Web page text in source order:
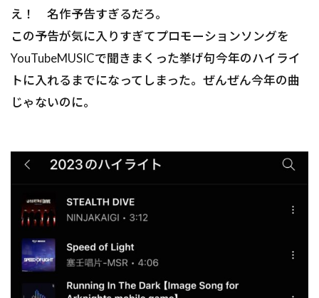
え！ 名作予告すぎるだろ。
この予告が気に入りすぎてプロモーションソングを
YouTubeMUSICで聞きまくった挙げ句今年のハイライ
トに入れるまでになってしまった。ぜんぜん今年の曲
じゃないのに。